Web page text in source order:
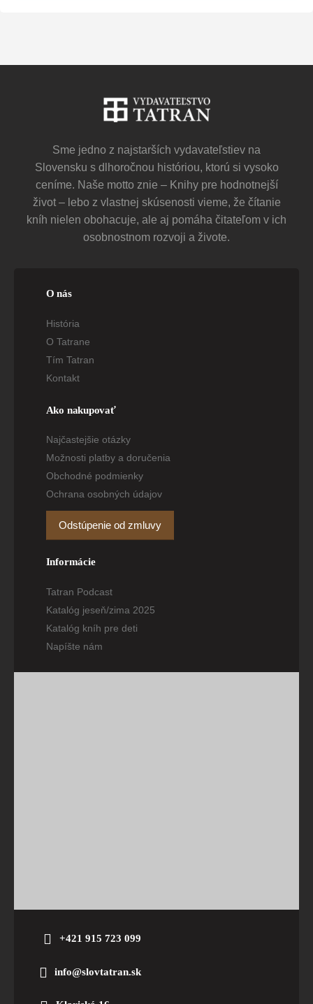
Sme jedno z najstarších vydavateľstiev na
Slovensku s dlhoročnou históriou, ktorú si vysoko
ceníme. Naše motto znie – Knihy pre hodnotnejší
život – lebo z vlastnej skúsenosti vieme, že čítanie
kníh nielen obohacuje, ale aj pomáha čitateľom v ich
osobnostnom rozvoji a živote.
O nás
História
O Tatrane
Tím Tatran
Kontakt
Ako nakupovať
Najčastejšie otázky
Možnosti platby a doručenia
Obchodné podmienky
Ochrana osobných údajov
Odstúpenie od zmluvy
Informácie
Tatran Podcast
Katalóg jeseň/zima 2025
Katalóg kníh pre deti
Napíšte nám
+421 915 723 099
info@slovtatran.sk